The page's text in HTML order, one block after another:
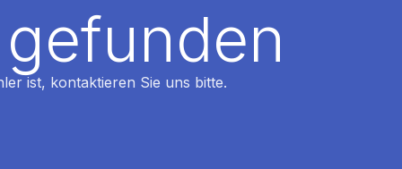
ist, kontaktieren Sie uns bitte.